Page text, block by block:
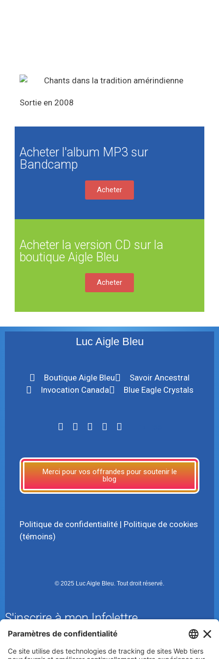
Sortie en 2008
Acheter l'album MP3 sur
Bandcamp
Acheter
Acheter la version CD sur la
boutique Aigle Bleu
Acheter
Luc Aigle Bleu
Boutique Aigle Bleu
Savoir Ancestral
Invocation Canada
Blue Eagle Crystals
Merci pour vos offrandes pour soutenir le
blog
Politique de confidentialité | Politique de cookies
(témoins)
© 2025 Luc Aigle Bleu. Tout droit réservé.
S'inscrire à mon Infolettre